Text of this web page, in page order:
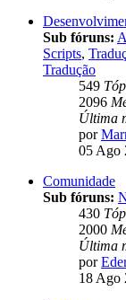
Sub fóruns:
Scripts,
Tradução
549
2096
Última
por
05 Ago
Comunidade
Sub fóruns:
430
2000
Última
por
18 Ago